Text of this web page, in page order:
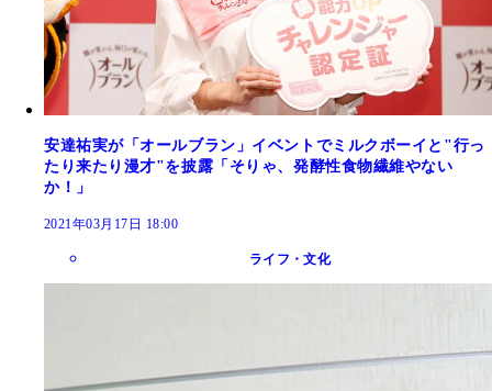
安達祐実が「オールブラン」イベントでミルクボーイと"行っ
たり来たり漫才"を披露「そりゃ、発酵性食物繊維やない
か！」
2021年03月17日 18:00
ライフ・文化